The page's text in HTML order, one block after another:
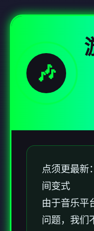
🎶
点须更最新
间变式
由于音乐平
问题，我们